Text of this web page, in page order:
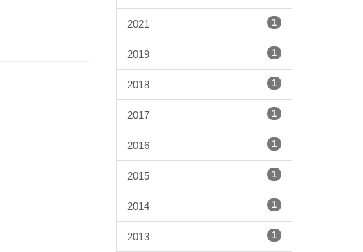
2021 1
2019 1
2018 1
2017 1
2016 1
2015 1
2014 1
2013 1